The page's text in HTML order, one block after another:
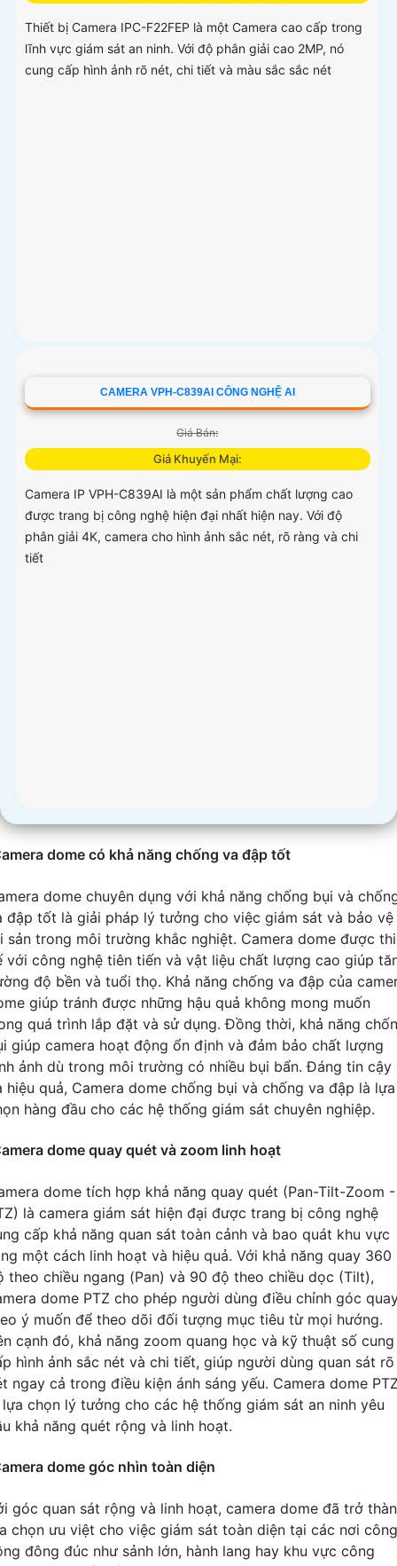
Thiết bị Camera IPC-F22FEP là một Camera cao cấp trong
lĩnh vực giám sát an ninh. Với độ phân giải cao 2MP, nó
cung cấp hình ảnh rõ nét, chi tiết và màu sắc sắc nét
CAMERA VPH-C839AI CÔNG NGHỆ AI
Giá Bán:
Giá Khuyến Mại:
Camera IP VPH-C839AI là một sản phẩm chất lượng cao
được trang bị công nghệ hiện đại nhất hiện nay. Với độ
phân giải 4K, camera cho hình ảnh sắc nét, rõ ràng và chi
tiết
dome có khả năng chống va đập tốt
dome chuyên dụng với khả năng chống bụi và
đập tốt là giải pháp lý tưởng cho việc giám sát và bảo vệ
sản trong môi trường khắc nghiệt. Camera dome được
với công nghệ tiên tiến và vật liệu chất lượng cao giúp
độ bền và tuổi thọ. Khả năng chống va đập của
giúp tránh được những hậu quả không mong muốn
quá trình lắp đặt và sử dụng. Đồng thời, khả năng
giúp camera hoạt động ổn định và đảm bảo chất lượng
ảnh dù trong môi trường có nhiều bụi bẩn. Đáng tin cậy
hiệu quả, Camera dome chống bụi và chống va đập là lựa
hàng đầu cho các hệ thống giám sát chuyên nghiệp.
dome quay quét và zoom linh hoạt
dome tích hợp khả năng quay quét (Pan-Tilt-Zoom -
là camera giám sát hiện đại được trang bị công nghệ
cấp khả năng quan sát toàn cảnh và bao quát khu vực
một cách linh hoạt và hiệu quả. Với khả năng quay 360
theo chiều ngang (Pan) và 90 độ theo chiều dọc (Tilt),
dome PTZ cho phép người dùng điều chỉnh góc
ý muốn để theo dõi đối tượng mục tiêu từ mọi hướng.
cạnh đó, khả năng zoom quang học và kỹ thuật số cung
hình ảnh sắc nét và chi tiết, giúp người dùng quan sát rõ
ngay cả trong điều kiện ánh sáng yếu. Camera dome
chọn lý tưởng cho các hệ thống giám sát an ninh yêu
khả năng quét rộng và linh hoạt.
dome góc nhìn toàn diện
góc quan sát rộng và linh hoạt, camera dome đã trở
chọn ưu việt cho việc giám sát toàn diện tại các nơi công
đông đúc như sảnh lớn, hành lang hay khu vực công